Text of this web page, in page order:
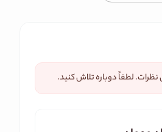
نظرات. لطفاً دوباره تلاش کنید.